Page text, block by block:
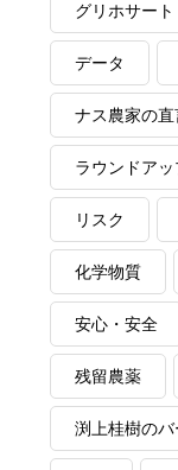
グリホサート
データ
ナス農家の直
ラウンドアッ
リスク
化学物質
安心・安全
残留農薬
渕上桂樹の